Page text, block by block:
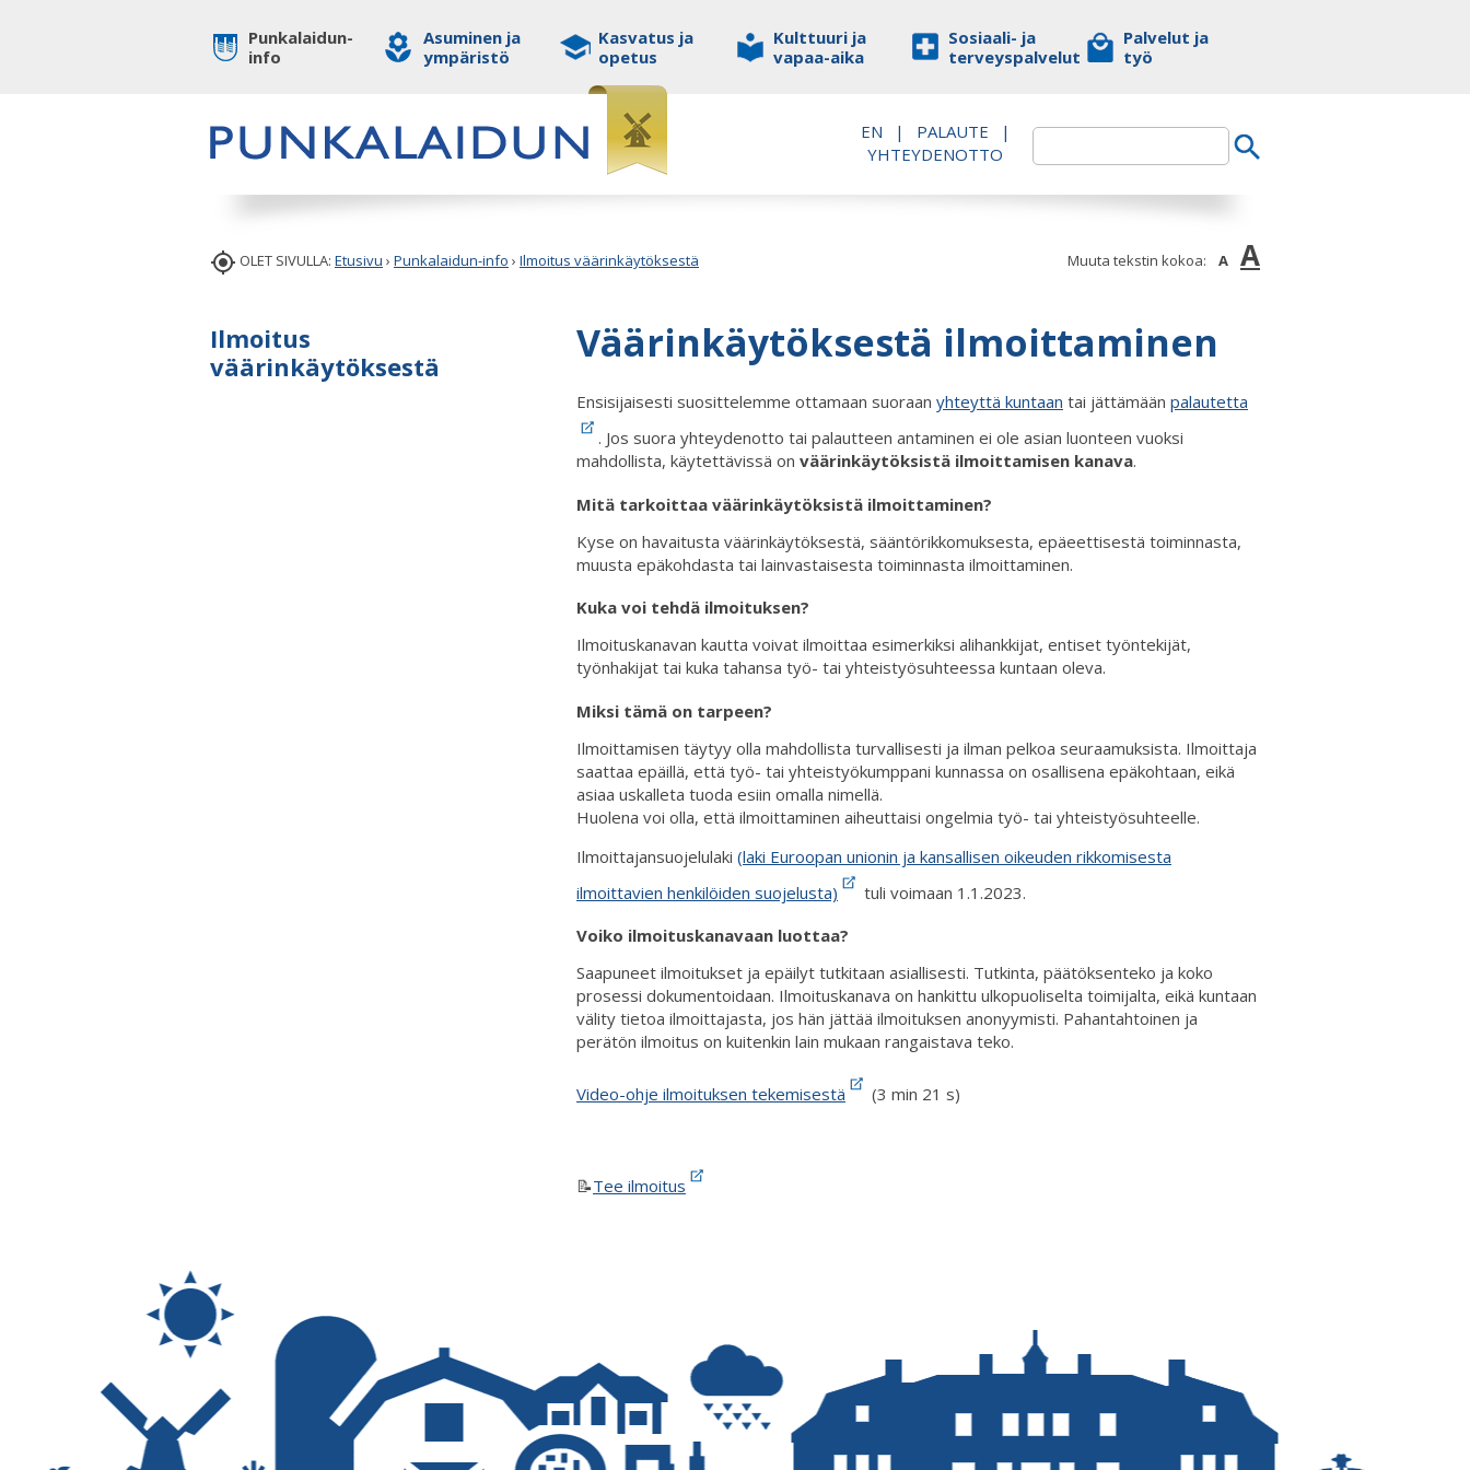
Punkalaidun-
info
Asuminen ja
ympäristö
Kasvatus ja
opetus
Kulttuuri ja
vapaa-aika
Sosiaali- ja
terveyspalvelut
Palvelut ja
työ
EN | PALAUTE
|
YHTEYDENOTTO
 OLET SIVULLA: Etusivu › Punkalaidun-info › Ilmoitus väärinkäytöksestä Muuta tekstin kokoa: A A
Ilmoitus
väärinkäytöksestä
Väärinkäytöksestä ilmoittaminen
Ensisijaisesti suosittelemme ottamaan suoraan yhteyttä kuntaan tai jättämään palautetta
. Jos suora yhteydenotto tai palautteen antaminen ei ole asian luonteen vuoksi
mahdollista, käytettävissä on väärinkäytöksistä ilmoittamisen kanava.
Mitä tarkoittaa väärinkäytöksistä ilmoittaminen?
Kyse on havaitusta väärinkäytöksestä, sääntörikkomuksesta, epäeettisestä toiminnasta,
muusta epäkohdasta tai lainvastaisesta toiminnasta ilmoittaminen.
Kuka voi tehdä ilmoituksen?
Ilmoituskanavan kautta voivat ilmoittaa esimerkiksi alihankkijat, entiset työntekijät,
työnhakijat tai kuka tahansa työ- tai yhteistyösuhteessa kuntaan oleva.
Miksi tämä on tarpeen?
Ilmoittamisen täytyy olla mahdollista turvallisesti ja ilman pelkoa seuraamuksista. Ilmoittaja
saattaa epäillä, että työ- tai yhteistyökumppani kunnassa on osallisena epäkohtaan, eikä
asiaa uskalleta tuoda esiin omalla nimellä.
Huolena voi olla, että ilmoittaminen aiheuttaisi ongelmia työ- tai yhteistyösuhteelle.
Ilmoittajansuojelulaki (laki Euroopan unionin ja kansallisen oikeuden rikkomisesta
ilmoittavien henkilöiden suojelusta)
tuli voimaan 1.1.2023.
Voiko ilmoituskanavaan luottaa?
Saapuneet ilmoitukset ja epäilyt tutkitaan asiallisesti. Tutkinta, päätöksenteko ja koko
prosessi dokumentoidaan. Ilmoituskanava on hankittu ulkopuoliselta toimijalta, eikä kuntaan
välity tietoa ilmoittajasta, jos hän jättää ilmoituksen anonyymisti. Pahantahtoinen ja
perätön ilmoitus on kuitenkin lain mukaan rangaistava teko.
Video-ohje ilmoituksen tekemisestä (3 min 21 s)
📝Tee ilmoitus